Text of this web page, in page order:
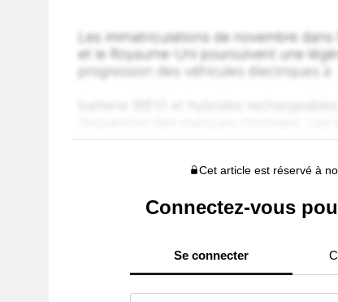
Cet article est réservé à
Connectez-vous
Se connecter